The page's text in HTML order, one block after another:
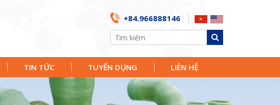
+84.966888146
TIN TỨC TUYỂN DỤNG LIÊN HỆ